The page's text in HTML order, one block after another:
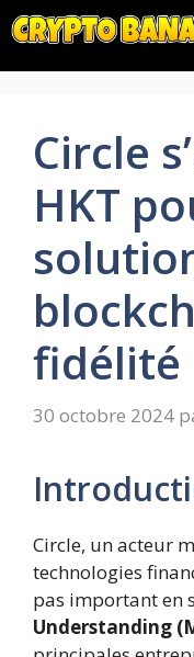
Aller
au
contenu
Circle
HKT
fidélité
30 octobre 2024
Circle, un acteur
technologies
pas important en
Understanding